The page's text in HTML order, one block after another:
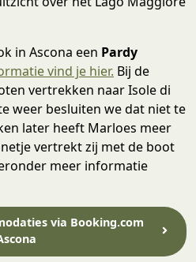
in Ascona een Pardy
vind je hier. Bij de
vertrekken naar Isole di
weer besluiten we dat niet te
later heeft Marloes meer
vertrekt zij met de boot
meer informatie
via Booking.com